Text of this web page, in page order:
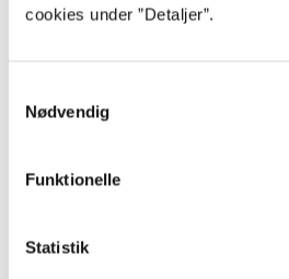
cookies under ”Detaljer”.
Nødvendig
Funktionelle
Statistik